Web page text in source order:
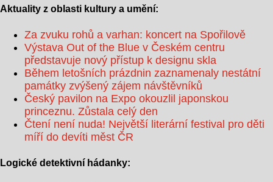
Aktuality z oblasti kultury a umění:
Za zvuku rohů a varhan: koncert na Spořilově
Výstava Out of the Blue v Českém centru
představuje nový přístup k designu skla
Během letošních prázdnin zaznamenaly nestátní
památky zvýšený zájem návštěvníků
Český pavilon na Expo okouzlil japonskou
princeznu. Zůstala celý den
Čtení není nuda! Největší literární festival pro děti
míří do devíti měst ČR
Logické detektivní hádanky: